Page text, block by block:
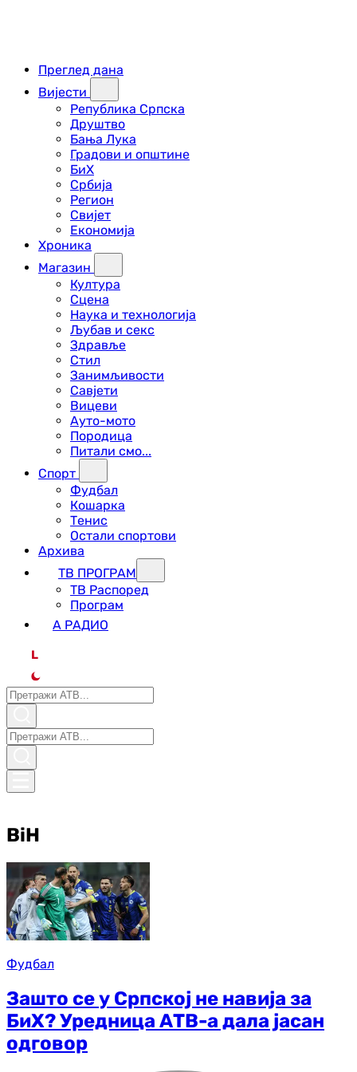
Преглед дана
Вијести
Република Српска
Друштво
Бања Лука
Градови и општине
БиХ
Србија
Регион
Свијет
Економија
Хроника
Магазин
Култура
Сцена
Наука и технологија
Љубав и секс
Здравље
Стил
Занимљивости
Савјети
Вицеви
Ауто-мото
Породица
Питали смо...
Спорт
Фудбал
Кошарка
Тенис
Остали спортови
Архива
ТВ ПРОГРАМ
ТВ Распоред
Програм
А РАДИО
L
BiH
Фудбал
Зашто се у Српској не навија за
БиХ? Уредница АТВ-а дала јасан
одговор